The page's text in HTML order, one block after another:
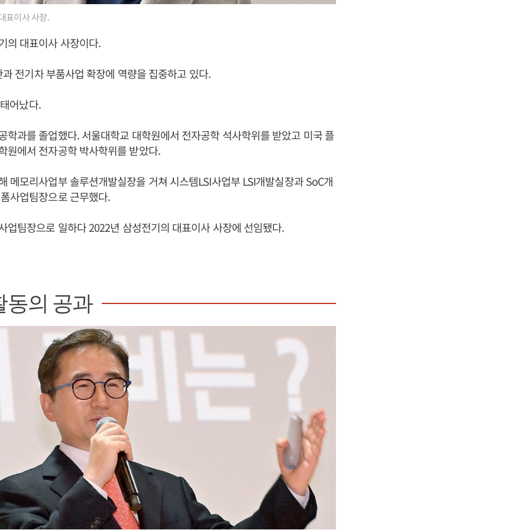
표이사 사장.
의 대표이사 사장이다.
전기차 부품사업 확장에 역량을 집중하고 있다.
어났다.
학과를 졸업했다. 서울대학교 대학원에서 전자공학 석사학위를 받았고 미국 플
원에서 전자공학 박사학위를 받았다.
메모리사업부 솔루션개발실장을 거쳐 시스템LSI사업부 LSI개발실장과 SoC개
사업팀장으로 근무했다.
업팀장으로 일하다 2022년 삼성전기의 대표이사 사장에 선임됐다.
동의 공과